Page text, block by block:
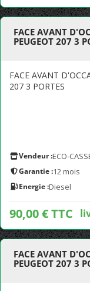
FACE AVANT
PEUGEOT 207 3
FACE AVANT
207 3 PORTES
Vendeur :ECO-
Garantie :12 mois
Energie :Diesel
90,00 € TTC
FACE AVANT
PEUGEOT 207 3